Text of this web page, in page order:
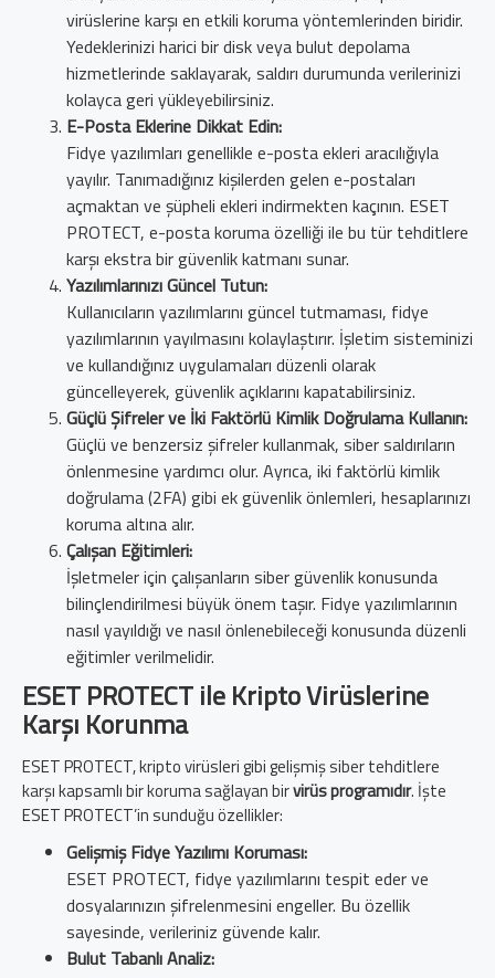
virüslerine karşı en etkili koruma yöntemlerinden biridir.
Yedeklerinizi harici bir disk veya bulut depolama
hizmetlerinde saklayarak, saldırı durumunda verilerinizi
kolayca geri yükleyebilirsiniz.
E-Posta Eklerine Dikkat Edin:
Fidye yazılımları genellikle e-posta ekleri aracılığıyla
yayılır. Tanımadığınız kişilerden gelen e-postaları
açmaktan ve şüpheli ekleri indirmekten kaçının. ESET
PROTECT, e-posta koruma özelliği ile bu tür tehditlere
karşı ekstra bir güvenlik katmanı sunar.
Yazılımlarınızı Güncel Tutun:
Kullanıcıların yazılımlarını güncel tutmaması, fidye
yazılımlarının yayılmasını kolaylaştırır. İşletim sisteminizi
ve kullandığınız uygulamaları düzenli olarak
güncelleyerek, güvenlik açıklarını kapatabilirsiniz.
Güçlü Şifreler ve İki Faktörlü Kimlik Doğrulama Kullanın:
Güçlü ve benzersiz şifreler kullanmak, siber saldırıların
önlenmesine yardımcı olur. Ayrıca, iki faktörlü kimlik
doğrulama (2FA) gibi ek güvenlik önlemleri, hesaplarınızı
koruma altına alır.
Çalışan Eğitimleri:
İşletmeler için çalışanların siber güvenlik konusunda
bilinçlendirilmesi büyük önem taşır. Fidye yazılımlarının
nasıl yayıldığı ve nasıl önlenebileceği konusunda düzenli
eğitimler verilmelidir.
ESET PROTECT ile Kripto Virüslerine
Karşı Korunma
ESET PROTECT, kripto virüsleri gibi gelişmiş siber tehditlere
karşı kapsamlı bir koruma sağlayan birvirüs programıdır. İşte
ESET PROTECT’in sunduğu özellikler:
Gelişmiş Fidye Yazılımı Koruması:
ESET PROTECT, fidye yazılımlarını tespit eder ve
dosyalarınızın şifrelenmesini engeller. Bu özellik
sayesinde, verileriniz güvende kalır.
Bulut Tabanlı Analiz: